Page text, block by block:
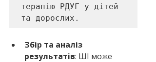
терапію РДУГ у дітей
та дорослих.
Збір та аналіз
результатів: ШІ може